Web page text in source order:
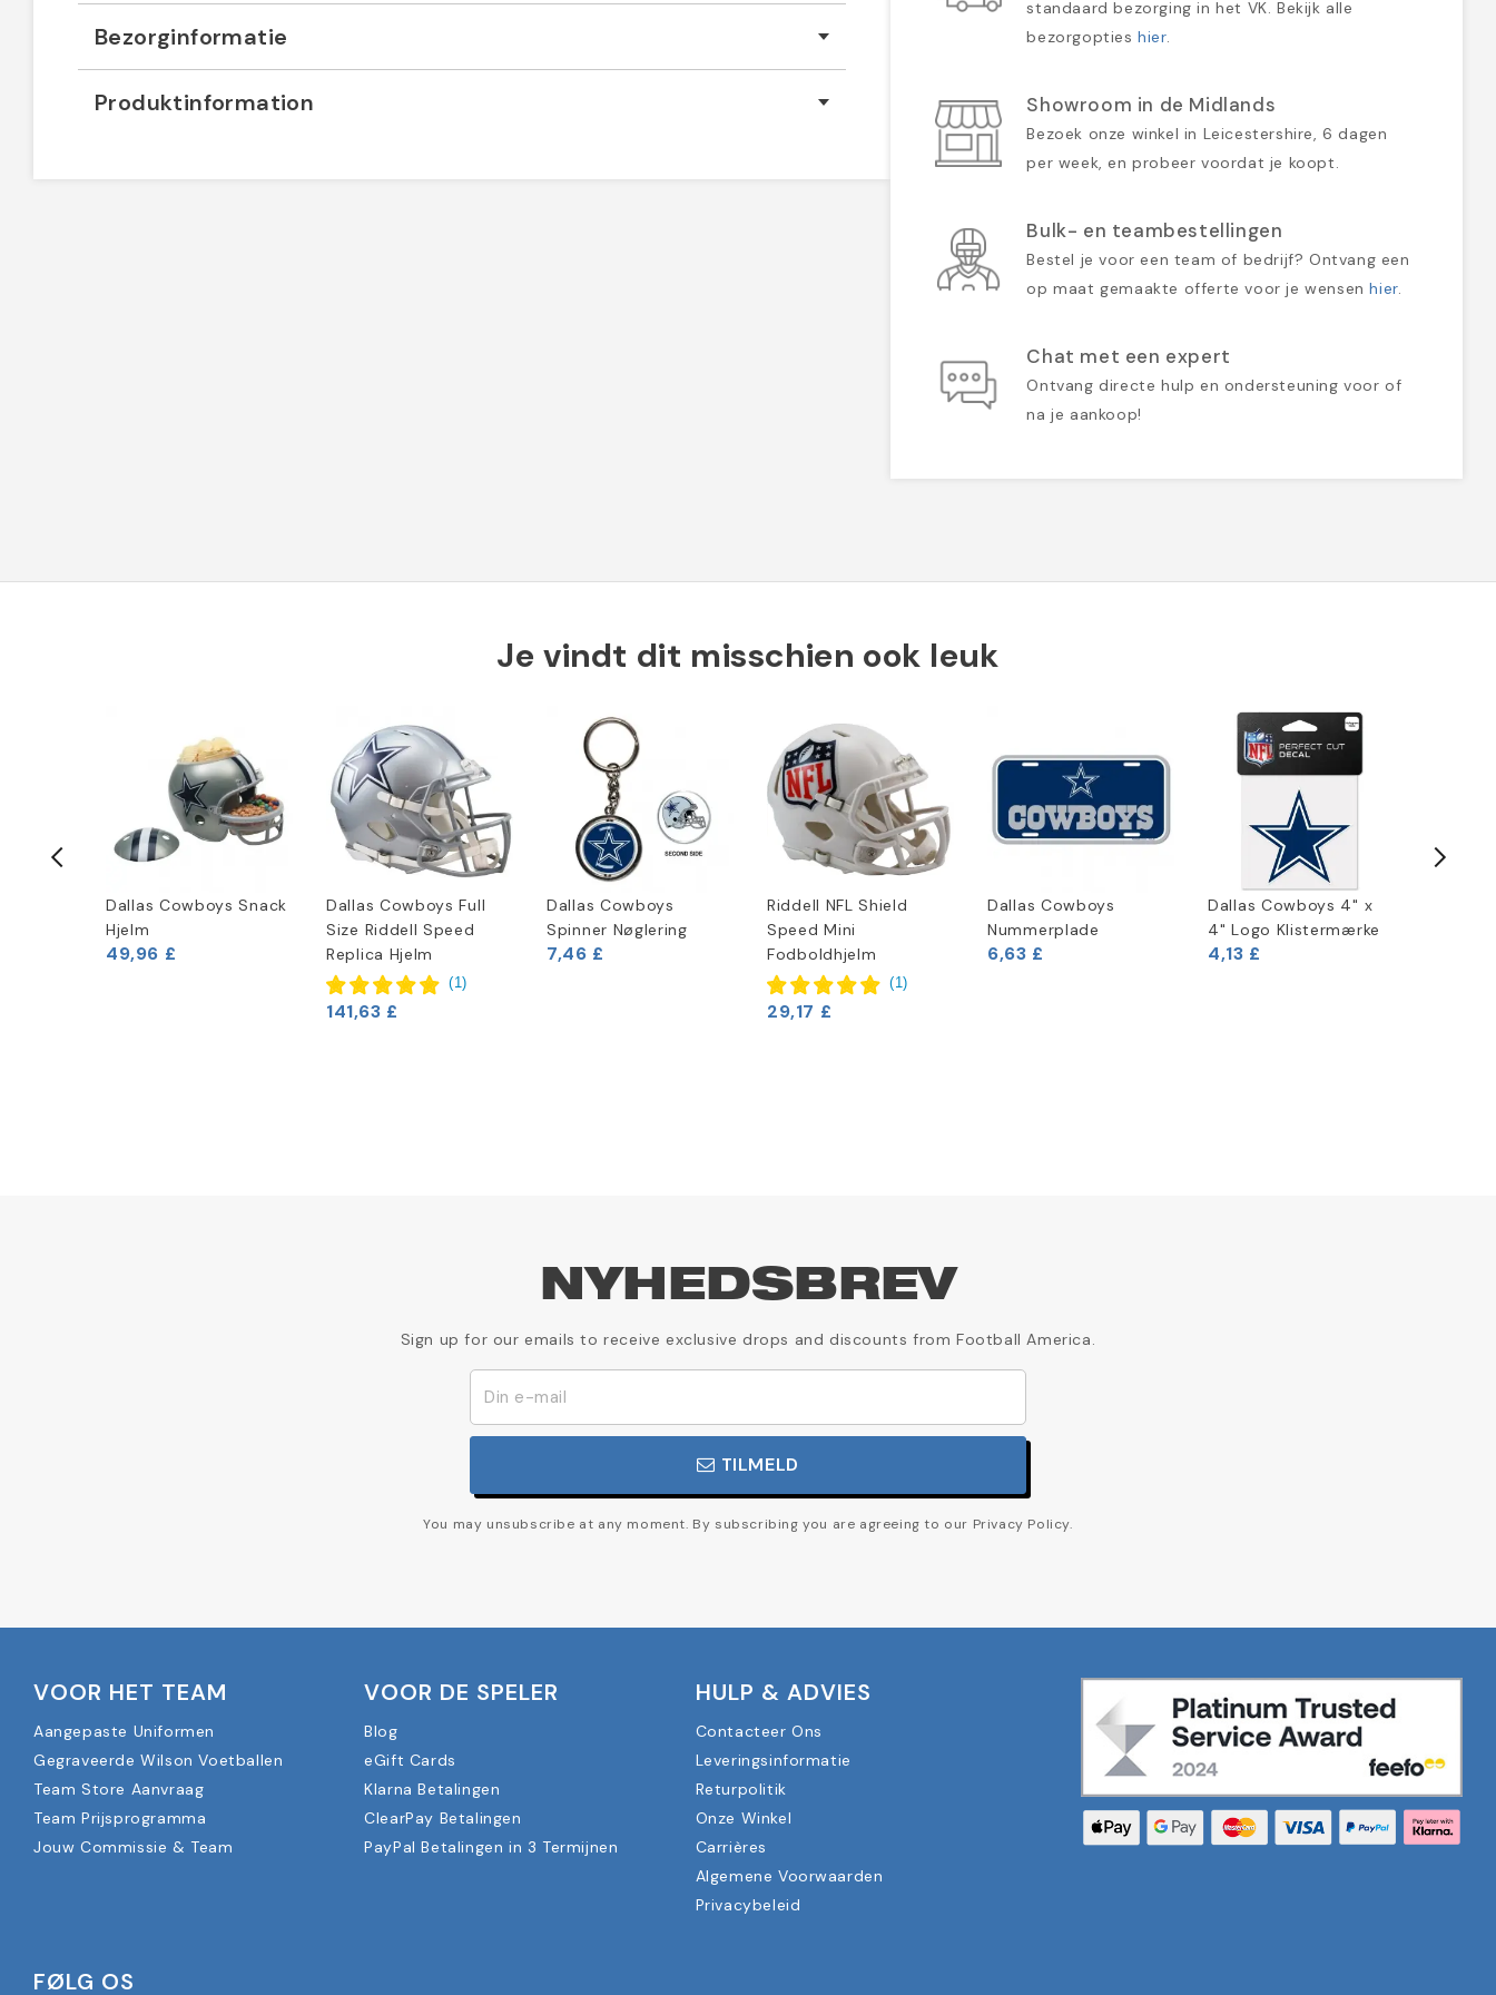
Bezorginformatie
Produktinformation
standaard bezorging in het VK. Bekijk alle
bezorgoptieshier.
Showroom in de Midlands
Bezoek onze winkel in Leicestershire, 6 dagen
per week, en probeer voordat je koopt.
Bulk- en teambestellingen
Bestel je voor een team of bedrijf? Ontvang een
op maat gemaakte offerte voor je wensenhier.
Chat met een expert
Ontvang directe hulp en ondersteuning voor of
na je aankoop!
Je vindt dit misschien ook leuk
Dallas Cowboys Snack
Hjelm
49,96 £
Dallas Cowboys Full
Size Riddell Speed
Replica Hjelm
(1)
141,63 £
Dallas Cowboys
Spinner Nøglering
7,46 £
Riddell NFL Shield
Speed Mini
Fodboldhjelm
(1)
29,17 £
Dallas Cowboys
Nummerplade
6,63 £
Dallas Cowboys 4" x
4" Logo Klistermærke
4,13 £
NYHEDSBREV
Sign up for our emails to receive exclusive drops and discounts from Football America.
TILMELD
You may unsubscribe at any moment. By subscribing you are agreeing to our Privacy Policy.
VOOR HET TEAM
Aangepaste Uniformen
Gegraveerde Wilson Voetballen
Team Store Aanvraag
Team Prijsprogramma
Jouw Commissie & Team
VOOR DE SPELER
Blog
eGift Cards
Klarna Betalingen
ClearPay Betalingen
PayPal Betalingen in 3 Termijnen
HULP & ADVIES
Contacteer Ons
Leveringsinformatie
Returpolitik
Onze Winkel
Carrières
Algemene Voorwaarden
Privacybeleid
FØLG OS